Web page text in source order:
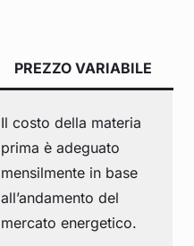
PREZZO VARIABILE
Il costo della materia
prima è adeguato
mensilmente in base
all’andamento del
mercato energetico.